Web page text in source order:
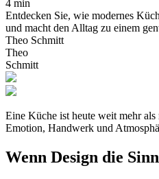
4 min
Entdecken Sie, wie modernes
und macht den Alltag zu einem
Theo Schmitt
Theo
Schmitt
Eine Küche ist heute weit mehr
Emotion, Handwerk und
Wenn Design die